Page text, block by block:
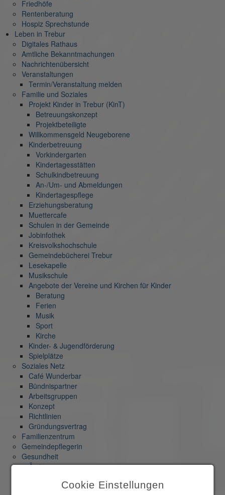
Friedhöfe
Rentenberatung
Hospiz Sprechstunde
Leben in Trebur
Digitales Rathaus
Amtliche Bekanntmachungen
Nachrichtenübersicht
Veranstaltungen
Termin/Veranstaltung melden
Familie und Soziales
Projekt Kinder in Trebur (KinT)
Betreuungskonzept
Projektbeteiligte
Willkommensgeld Neugeborene
Kinderbetreuung
Vorkindergarten
Kindertagesstätten
Schulkindbetreuung
An-/Um- und Abmeldungen
Kindertagespflege
Erziehungsberatung
Muettercafe
Schulen in der Gemeinde
Jobinfothek
Kreisvolkshochschule
Gemeindebücherei Trebur
Lesekapelle
Musikschule
Angebote der Vereine und Kirchen für Kinder
Beratung
Ferien
Musik
Sport
Kirche
Kinder- & Jugendförderung
Spielplätze
Soziales Netz
Café Wunderbar
Bündnispartner
Arbeitsgruppen
Konzept
Richtlinien
Gründungsvertrag
Familienzentrum
Gemeindepflegerin
Gesundheit
Ärzte
PflegediensteCookie Einstellungen